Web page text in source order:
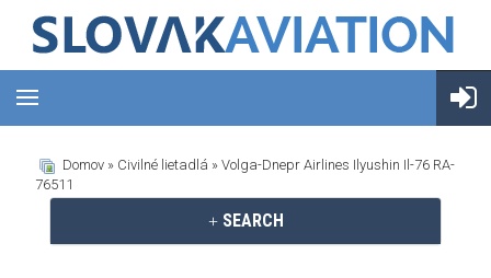
Domov » Civilné lietadlá » Volga-Dnepr Airlines Ilyushin Il-76 RA-
76511
SEARCH